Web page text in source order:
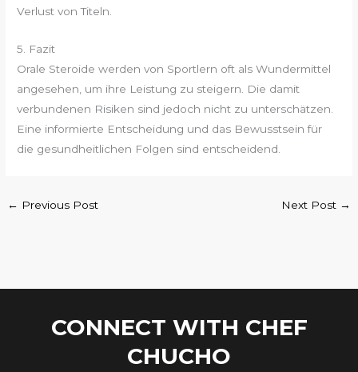
Verlust von Titeln.
5. Fazit
Orale Steroide werden von Sportlern oft als Wundermittel
angesehen, um ihre Leistung zu steigern. Die damit
verbundenen Risiken sind jedoch nicht zu unterschätzen.
Eine informierte Entscheidung und das Bewusstsein für
die gesundheitlichen Folgen sind entscheidend.
← Previous Post Next Post →
CONNECT WITH CHEF
CHUCHO